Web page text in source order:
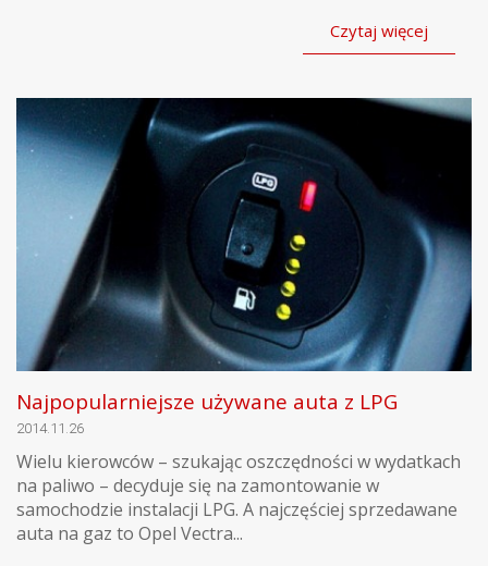
Czytaj więcej
Najpopularniejsze używane auta z LPG
2014.11.26
Wielu kierowców – szukając oszczędności w wydatkach
na paliwo – decyduje się na zamontowanie w
samochodzie instalacji LPG. A najczęściej sprzedawane
auta na gaz to Opel Vectra...